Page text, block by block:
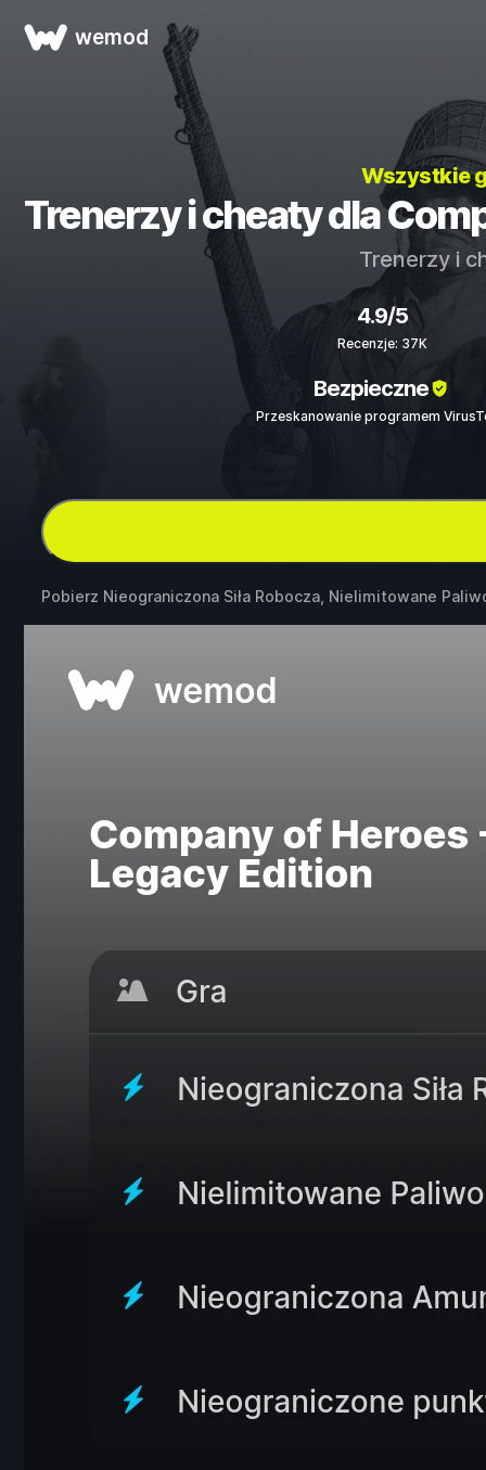
wemod
Wszystkie
Trenerzy i cheaty dla
Trenerzy i
4.9/5
Recenzje: 37K
Bezpieczne
Przeskanowanie programem
Pobierz Nieograniczona Siła Robocza, Nielimitowane